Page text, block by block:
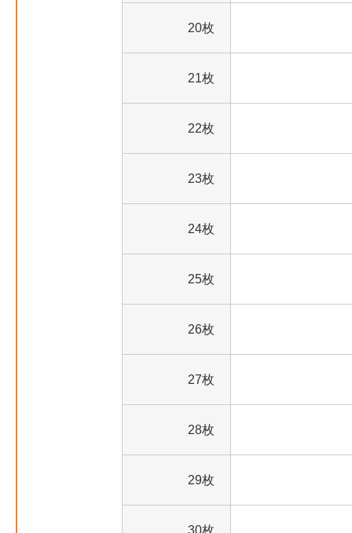
20枚
21枚
22枚
23枚
24枚
25枚
26枚
27枚
28枚
29枚
30枚